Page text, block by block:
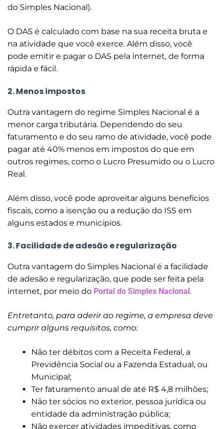
do Simples Nacional).
O DAS é calculado com base na sua receita bruta e
na atividade que você exerce. Além disso, você
pode emitir e pagar o DAS pela internet, de forma
rápida e fácil.
2. Menos impostos
Outra vantagem do regime Simples Nacional é a
menor carga tributária. Dependendo do seu
faturamento e do seu ramo de atividade, você pode
pagar até 40% menos em impostos do que em
outros regimes, como o Lucro Presumido ou o Lucro
Real.
Além disso, você pode aproveitar alguns benefícios
fiscais, como a isenção ou a redução do ISS em
alguns estados e municípios.
3. Facilidade de adesão e regularização
Outra vantagem do Simples Nacional é a facilidade
de adesão e regularização, que pode ser feita pela
internet, por meio do Portal do Simples Nacional.
Entretanto, para aderir ao regime, a empresa deve
cumprir alguns requisitos, como:
Não ter débitos com a Receita Federal, a
Previdência Social ou a Fazenda Estadual, ou
Municipal;
Ter faturamento anual de até R$ 4,8 milhões;
Não ter sócios no exterior, pessoa jurídica ou
entidade da administração pública;
Não exercer atividades impeditivas, como